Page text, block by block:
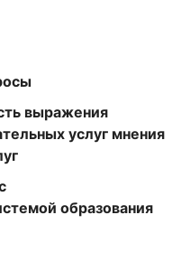
выражения
услуг мнения
образования